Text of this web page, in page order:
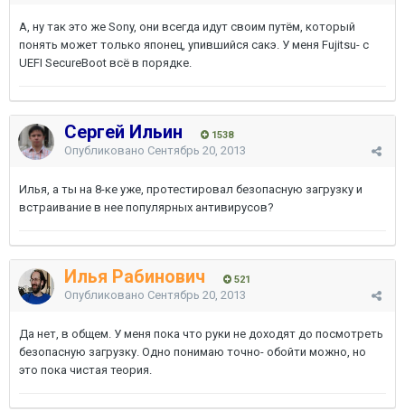
А, ну так это же Sony, они всегда идут своим путём, который
понять может только японец, упившийся сакэ. У меня Fujitsu- c
UEFI SecureBoot всё в порядке.
Сергей Ильин 1538
Опубликовано Сентябрь 20, 2013
Илья, а ты на 8-ке уже, протестировал безопасную загрузку и
встраивание в нее популярных антивирусов?
Илья Рабинович 521
Опубликовано Сентябрь 20, 2013
Да нет, в общем. У меня пока что руки не доходят до посмотреть
безопасную загрузку. Одно понимаю точно- обойти можно, но
это пока чистая теория.